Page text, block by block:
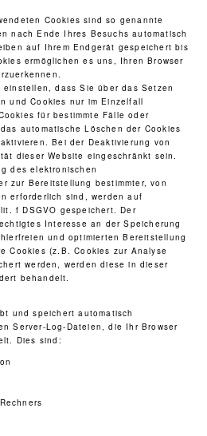
Cookies sind so genannte
nach Ende Ihres Besuchs automatisch
auf Ihrem Endgerät gespeichert bis
ermöglichen es uns, Ihren Browser
dass Sie über das Setzen
und Cookies nur im Einzelfall
für bestimmte Fälle oder
automatische Löschen der Cookies
Bei der Deaktivierung von
dieser Website eingeschränkt sein.
des elektronischen
zur Bereitstellung bestimmter, von
erforderlich sind, werden auf
f DSGVO gespeichert. Der
Interesse an der Speicherung
und optimierten Bereitstellung
Cookies (z.B. Cookies zur Analyse
werden, werden diese in dieser
behandelt.
und speichert automatisch
Server-Log-Dateien, die Ihr Browser
Dies sind: